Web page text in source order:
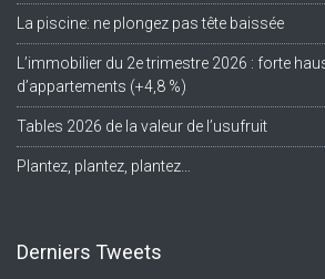
La piscine: ne plongez pas tête baissée
L’immobilier du 2e trimestre 2026 : forte
d’appartements (+4,8 %)
Tables 2026 de la valeur de l’usufruit
Plantez, plantez, plantez…
Derniers Tweets